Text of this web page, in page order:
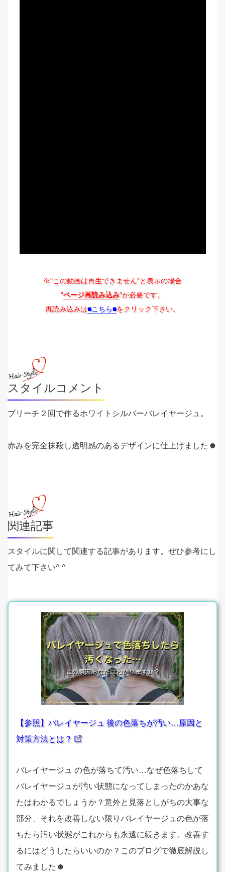
※"この動画は再生できません"と表示の場合
"ページ再読み込み"が必要です。
再読み込みは■こちら■をクリック下さい。
スタイルコメント
ブリーチ２回で作るホワイトシルバーバレイヤージュ。
赤みを完全抹殺し透明感のあるデザインに仕上げました☻
関連記事
スタイルに関して関連する記事があります。ぜひ参考にし
てみて下さい^ ^
【参照】バレイヤージュ 後の色落ちが汚い…原因と
対策方法とは？
バレイヤージュ の色が落ちて汚い…なぜ色落ちして
バレイヤージュが汚い状態になってしまったのかあな
たはわかるでしょうか？意外と見落としがちの大事な
部分、それを改善しない限りバレイヤージュの色が落
ちたら汚い状態がこれからも永遠に続きます。改善す
るにはどうしたらいいのか？このブログで徹底解説し
てみました☻